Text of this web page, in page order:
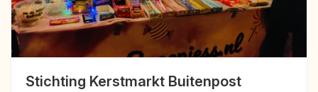
Stichting Kerstmarkt Buitenpost